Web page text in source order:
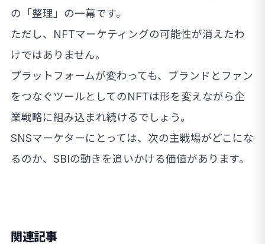
の「整理」の一幕です。
ただし、NFTマーケティングの可能性が消えたわ
けではありません。
プラットフォームが変わっても、ブランドとファン
をつなぐツールとしてのNFTは形を変えながら企
業戦略に組み込まれ続けるでしょう。
SNSマーケターにとっては、次の主戦場がどこにな
るのか、SBIの動きを追いかける価値があります。
関連記事